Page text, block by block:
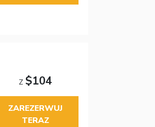
Z $104
ZAREZERWUJ
TERAZ